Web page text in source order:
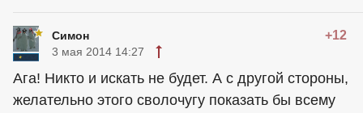
Симон +12
3 мая 2014 14:27
Ага! Никто и искать не будет. А с другой стороны,
желательно этого сволочугу показать бы всему